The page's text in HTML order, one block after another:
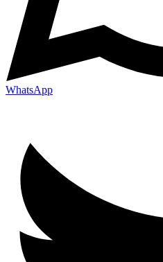
WhatsApp